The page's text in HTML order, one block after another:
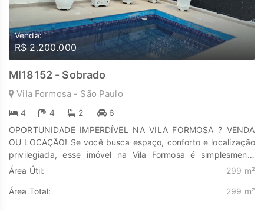
Venda:
R$ 2.200.000
MI18152 - Sobrado
Vila Formosa - São Paulo
4 4 2
6
OPORTUNIDADE IMPERDÍVEL NA VILA FORMOSA ? VENDA
OU LOCAÇÃO! Se você busca espaço, conforto e localização
privilegiada, esse imóvel na Vila Formosa é simplesmente
perfeito para você e sua família! Com impressionantes 299 m²
distribuídos e ideais tanto para moradia quanto para uso
Área Útil: 299 m²
Área Total: 299 m²